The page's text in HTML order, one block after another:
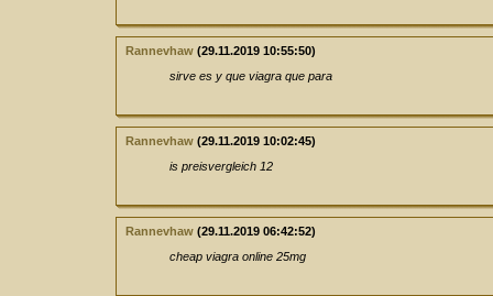
Rannevhaw (29.11.2019 10:55:50)
sirve es y que viagra que para
Rannevhaw (29.11.2019 10:02:45)
is preisvergleich 12
Rannevhaw (29.11.2019 06:42:52)
cheap viagra online 25mg